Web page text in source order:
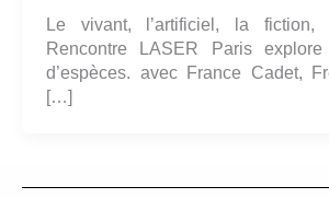
Le vivant, l’artificiel, la
Rencontre LASER Paris
d’espèces. avec France Cadet,
[…]